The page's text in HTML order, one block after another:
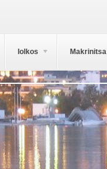
Iolkos Makrinitsa